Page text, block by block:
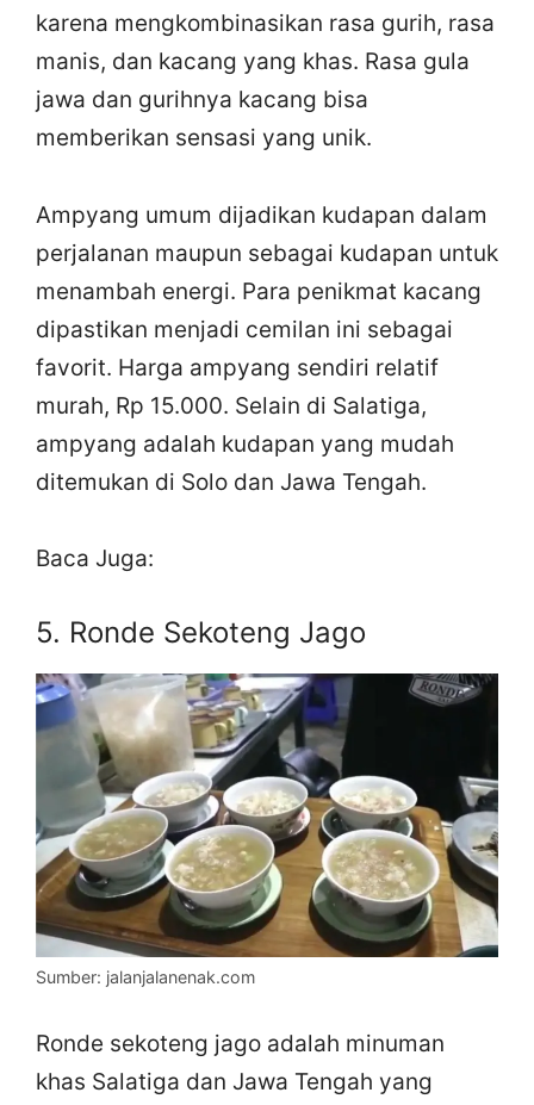
karena mengkombinasikan rasa gurih, rasa
manis, dan kacang yang khas. Rasa gula
jawa dan gurihnya kacang bisa
memberikan sensasi yang unik.
Ampyang umum dijadikan kudapan dalam
perjalanan maupun sebagai kudapan untuk
menambah energi. Para penikmat kacang
dipastikan menjadi cemilan ini sebagai
favorit. Harga ampyang sendiri relatif
murah, Rp 15.000. Selain di Salatiga,
ampyang adalah kudapan yang mudah
ditemukan di Solo dan Jawa Tengah.
Baca Juga:
5. Ronde Sekoteng Jago
Sumber: jalanjalanenak.com
Ronde sekoteng jago adalah minuman
khas Salatiga dan Jawa Tengah yang